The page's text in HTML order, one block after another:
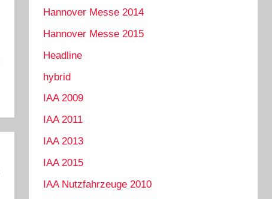
Hannover Messe 2014
Hannover Messe 2015
Headline
hybrid
IAA 2009
IAA 2011
IAA 2013
IAA 2015
IAA Nutzfahrzeuge 2010